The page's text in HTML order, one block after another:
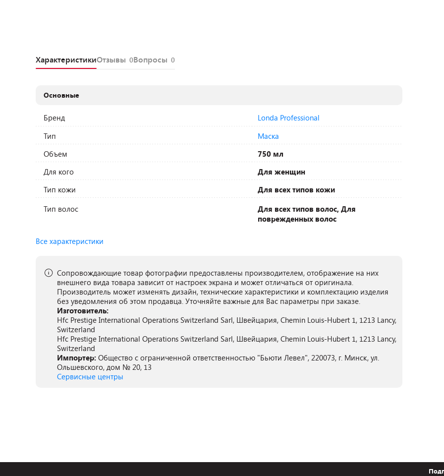
ХарактеристикиОтзывы 0Вопросы 0
Основные
Бренд
Londa Professional
Тип
Маска
Объем
750 мл
Для кого
Для женщин
Тип кожи
Для всех типов кожи
Тип волос
Для всех типов волос, Для
поврежденных волос
Все характеристики
Сопровождающие товар фотографии предоставлены производителем, отображение на них
внешнего вида товара зависит от настроек экрана и может отличаться от оригинала.
Производитель может изменять дизайн, технические характеристики и комплектацию изделия
без уведомления об этом продавца. Уточняйте важные для Вас параметры при заказе.
Изготовитель:
Hfc Prestige International Operations Switzerland Sarl, Швейцария, Chemin Louis-Hubert 1, 1213 Lancy,
Switzerland
Hfc Prestige International Operations Switzerland Sarl, Швейцария, Chemin Louis-Hubert 1, 1213 Lancy,
Switzerland
Импортер: Общество с ограниченной ответственностью "Бьюти Левел", 220073, г. Минск, ул.
Ольшевского, дом № 20, 13
Сервисные центры